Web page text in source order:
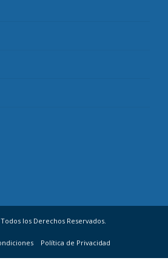
los Derechos Reservados.
Política de Privacidad